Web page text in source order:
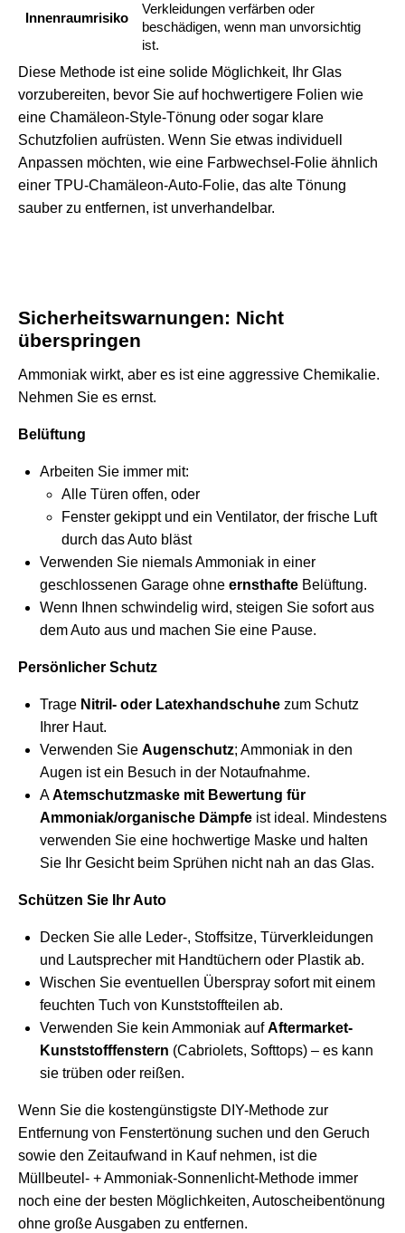
Innenraumrisiko
Verkleidungen verfärben oder
beschädigen, wenn man unvorsichtig
ist.
Diese Methode ist eine solide Möglichkeit, Ihr Glas
vorzubereiten, bevor Sie auf hochwertigere Folien wie
eine Chamäleon-Style-Tönung oder sogar klare
Schutzfolien aufrüsten. Wenn Sie etwas individuell
Anpassen möchten, wie eine Farbwechsel-Folie ähnlich
einer TPU-Chamäleon-Auto-Folie, das alte Tönung
sauber zu entfernen, ist unverhandelbar.
Sicherheitswarnungen: Nicht
überspringen
Ammoniak wirkt, aber es ist eine aggressive Chemikalie.
Nehmen Sie es ernst.
Belüftung
Arbeiten Sie immer mit:
Alle Türen offen, oder
Fenster gekippt und ein Ventilator, der frische Luft
durch das Auto bläst
Verwenden Sie niemals Ammoniak in einer
geschlossenen Garage ohne ernsthafte Belüftung.
Wenn Ihnen schwindelig wird, steigen Sie sofort aus
dem Auto aus und machen Sie eine Pause.
Persönlicher Schutz
Trage Nitril- oder Latexhandschuhe zum Schutz
Ihrer Haut.
Verwenden Sie Augenschutz; Ammoniak in den
Augen ist ein Besuch in der Notaufnahme.
AAtemschutzmaske mit Bewertung für
Ammoniak/organische Dämpfe ist ideal. Mindestens
verwenden Sie eine hochwertige Maske und halten
Sie Ihr Gesicht beim Sprühen nicht nah an das Glas.
Schützen Sie Ihr Auto
Decken Sie alle Leder-, Stoffsitze, Türverkleidungen
und Lautsprecher mit Handtüchern oder Plastik ab.
Wischen Sie eventuellen Überspray sofort mit einem
feuchten Tuch von Kunststoffteilen ab.
Verwenden Sie kein Ammoniak aufAftermarket-
Kunststofffenstern (Cabriolets, Softtops) – es kann
sie trüben oder reißen.
Wenn Sie die kostengünstigste DIY-Methode zur
Entfernung von Fenstertönung suchen und den Geruch
sowie den Zeitaufwand in Kauf nehmen, ist die
Müllbeutel- + Ammoniak-Sonnenlicht-Methode immer
noch eine der besten Möglichkeiten, Autoscheibentönung
ohne große Ausgaben zu entfernen.